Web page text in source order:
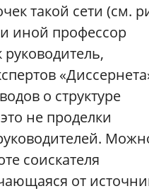
такой сети (см.
иной профессор
о структуре
не проделки
соискателя
от